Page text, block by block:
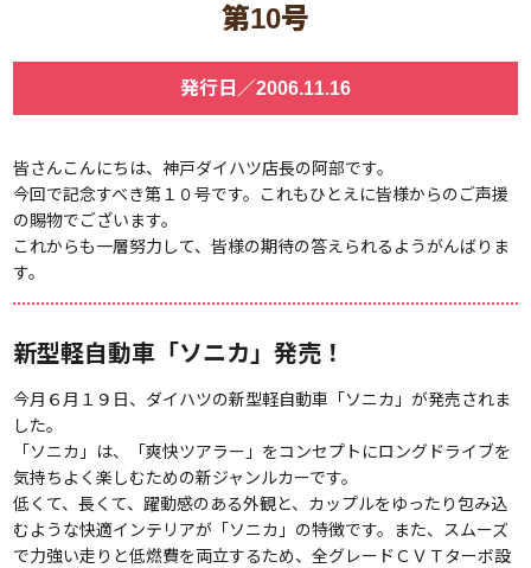
第10号
発行日／2006.11.16
皆さんこんにちは、神戸ダイハツ店長の阿部です。
今回で記念すべき第１０号です。これもひとえに皆様からのご声援
の賜物でございます。
これからも一層努力して、皆様の期待の答えられるようがんばりま
す。
新型軽自動車「ソニカ」発売！
今月６月１９日、ダイハツの新型軽自動車「ソニカ」が発売されま
した。
「ソニカ」は、「爽快ツアラー」をコンセプトにロングドライブを
気持ちよく楽しむための新ジャンルカーです。
低くて、長くて、躍動感のある外観と、カップルをゆったり包み込
むような快適インテリアが「ソニカ」の特徴です。また、スムーズ
で力強い走りと低燃費を両立するため、全グレードＣＶＴターボ設